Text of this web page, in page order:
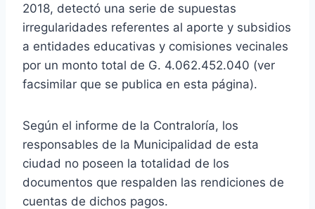
2018, detectó una serie de supuestas
irregularidades referentes al aporte y subsidios
a entidades educativas y comisiones vecinales
por un monto total de G. 4.062.452.040 (ver
facsimilar que se publica en esta página).
Según el informe de la Contraloría, los
responsables de la Municipalidad de esta
ciudad no poseen la totalidad de los
documentos que respalden las rendiciones de
cuentas de dichos pagos.